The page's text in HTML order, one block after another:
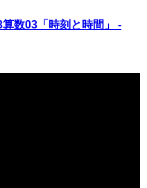
数03「時刻と時間」 -